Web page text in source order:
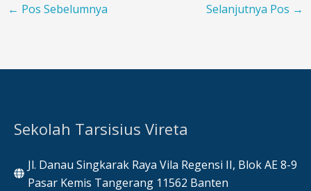
← Pos Sebelumnya Selanjutnya Pos →
Sekolah Tarsisius Vireta
Jl. Danau Singkarak Raya Vila Regensi II, Blok AE 8-9
Pasar Kemis Tangerang 11562 Banten